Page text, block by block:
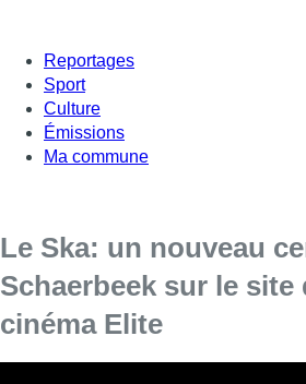
Reportages
Sport
Culture
Émissions
Ma commune
Le Ska: un nouveau
Schaerbeek sur le site
cinéma Elite